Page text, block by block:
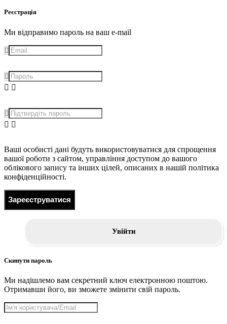
Реєстрація
Ми відправимо пароль на ваш e-mail
Ваші особисті дані будуть використовуватися для спрощення
вашої роботи з сайтом, управління доступом до вашого
облікового запису та інших цілей, описаних в нашій політика
конфіденційності.
Зареєструватися
Увійти
Скинути пароль
Ми надішлемо вам секретний ключ електронною поштою.
Отримавши його, ви зможете змінити свій пароль.